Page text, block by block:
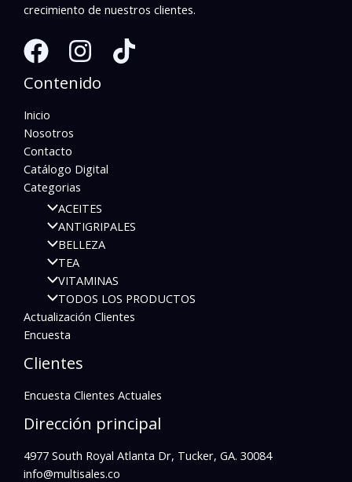
crecimiento de nuestros clientes.
Contenido
Inicio
Nosotros
Contacto
Catálogo Digital
Categorias
ACEITES
ANTIGRIPALES
BELLEZA
TEA
VITAMINAS
TODOS LOS PRODUCTOS
Actualización Clientes
Encuesta
Clientes
Encuesta Clientes Actuales
Dirección principal
4977 South Royal Atlanta Dr, Tucker, GA. 30084
info@multisales.co​